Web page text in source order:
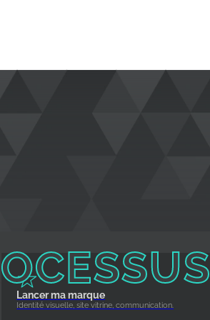
Lancer ma marque
Identité visuelle, site vitrine, communication.